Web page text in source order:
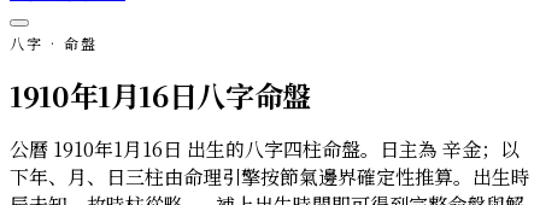
八字 · 命盤
1910年1月16日八字命盤
公曆 1910年1月16日 出生的八字四柱命盤。日主為 辛金；以
下年、月、日三柱由命理引擎按節氣邊界確定性推算。出生時